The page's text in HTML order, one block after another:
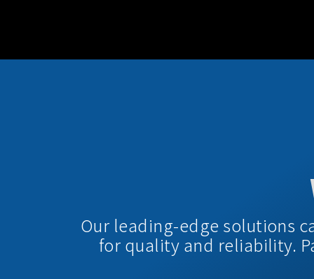
Our leading-edge solutions
for quality and reliability.